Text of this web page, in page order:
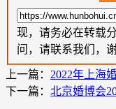
现，请务必在转载
问，请联系我们，谢
上一篇： 2022年上海
下一篇： 北京婚博会